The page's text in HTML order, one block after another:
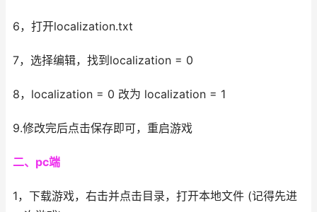
6，打开localization.txt
7，选择编辑，找到localization = 0
8，localization = 0 改为 localization = 1
9.修改完后点击保存即可，重启游戏
二、pc端
1，下载游戏，右击并点击目录，打开本地文件 (记得先进